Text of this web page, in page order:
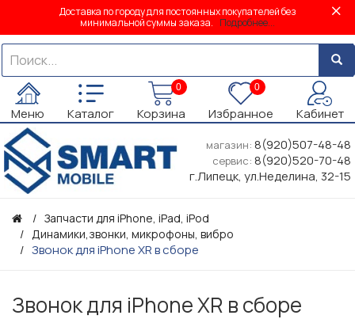
Доставка по городу для постоянных покупателей без
минимальной суммы заказа. Подробнее...
Меню Каталог
0
Корзина
0
Избранное Кабинет
магазин: 8(920)507-48-48
сервис: 8(920)520-70-48
г.Липецк, ул.Неделина, 32-15
Запчасти для iPhone, iPad, iPod
Динамики,звонки, микрофоны, вибро
Звонок для iPhone XR в сборе
Звонок для iPhone XR в сборе